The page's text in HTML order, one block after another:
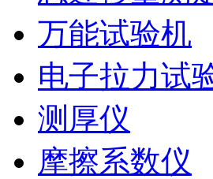
万能试验机
电子拉力试
测厚仪
摩擦系数仪